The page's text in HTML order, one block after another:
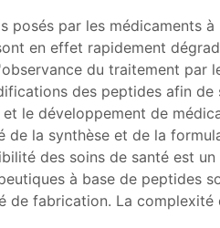
posés par les médicaments
en effet rapidement
du traitement par
des peptides afin
le développement de
la synthèse et de la
des soins de santé est un
à base de peptides
fabrication. La